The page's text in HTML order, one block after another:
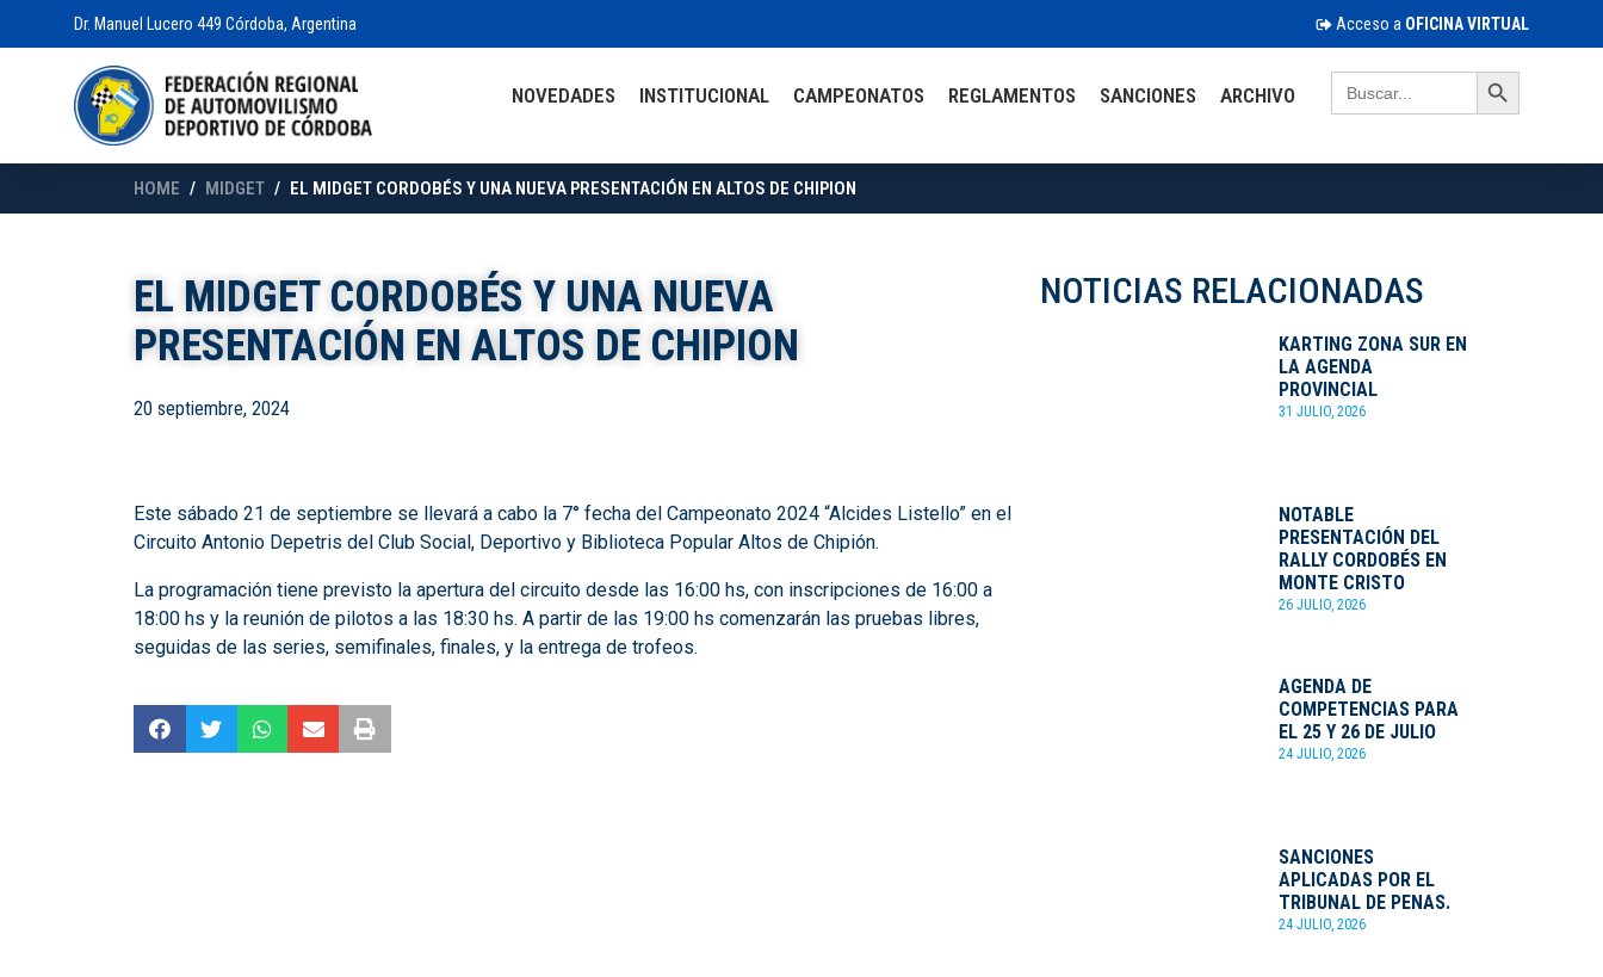
Dr. Manuel Lucero 449 Córdoba, Argentina Acceso a OFICINA VIRTUAL
NOVEDADES INSTITUCIONAL CAMPEONATOS REGLAMENTOS SANCIONES ARCHIVO
Search
for:
Search Button
HOME MIDGET EL MIDGET CORDOBÉS Y UNA NUEVA PRESENTACIÓN EN ALTOS DE CHIPION
EL MIDGET CORDOBÉS Y UNA NUEVA
PRESENTACIÓN EN ALTOS DE CHIPION
20 septiembre, 2024
Este sábado 21 de septiembre se llevará a cabo la 7° fecha del Campeonato 2024 “Alcides Listello” en el
Circuito Antonio Depetris del Club Social, Deportivo y Biblioteca Popular Altos de Chipión.
La programación tiene previsto la apertura del circuito desde las 16:00 hs, con inscripciones de 16:00 a
18:00 hs y la reunión de pilotos a las 18:30 hs. A partir de las 19:00 hs comenzarán las pruebas libres,
seguidas de las series, semifinales, finales, y la entrega de trofeos.
NOTICIAS RELACIONADAS
KARTING ZONA SUR EN
LA AGENDA
PROVINCIAL
31 JULIO, 2026
NOTABLE
PRESENTACIÓN DEL
RALLY CORDOBÉS EN
MONTE CRISTO
26 JULIO, 2026
AGENDA DE
COMPETENCIAS PARA
EL 25 Y 26 DE JULIO
24 JULIO, 2026
SANCIONES
APLICADAS POR EL
TRIBUNAL DE PENAS.
24 JULIO, 2026